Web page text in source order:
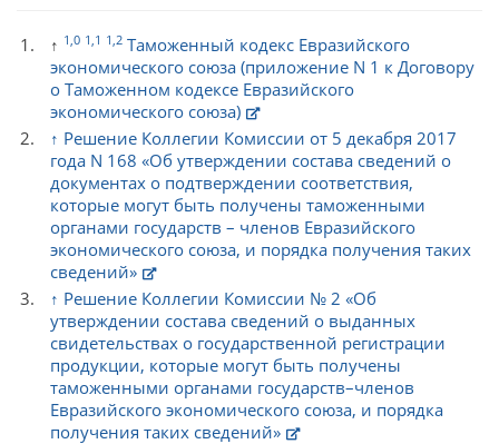
↑ 1,0 1,1 1,2 Таможенный кодекс Евразийского
экономического союза (приложение N 1 к Договору
о Таможенном кодексе Евразийского
экономического союза)
↑ Решение Коллегии Комиссии от 5 декабря 2017
года N 168 «Об утверждении состава сведений о
документах о подтверждении соответствия,
которые могут быть получены таможенными
органами государств – членов Евразийского
экономического союза, и порядка получения таких
сведений»
↑ Решение Коллегии Комиссии № 2 «Об
утверждении состава сведений о выданных
свидетельствах о государственной регистрации
продукции, которые могут быть получены
таможенными органами государств–членов
Евразийского экономического союза, и порядка
получения таких сведений»